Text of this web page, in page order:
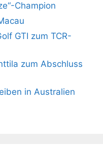
Champion
GTI zum TCR-
zum Abschluss
in Australien